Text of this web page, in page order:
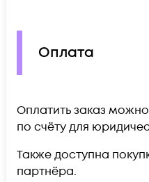
Оплата
Оплатить заказ
по счёту для
Также доступна
партнёра.